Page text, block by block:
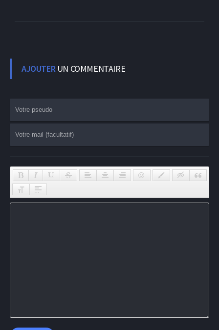
AJOUTERUN COMMENTAIRE